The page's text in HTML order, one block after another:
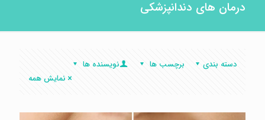
درمان های دندانپزشکی
دسته بندی برچسب ها
نویسنده ها
نمایش همه